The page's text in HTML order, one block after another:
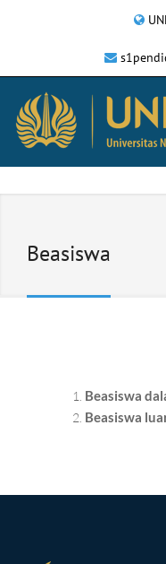
Beasiswa
Beasiswa
Beasiswa